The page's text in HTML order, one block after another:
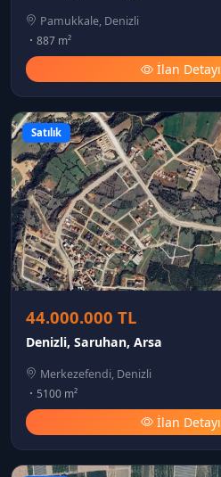
Pamukkale, Denizli
887 m²
İlan Detayı
Satılık
44.000.000 TL
Denizli, Saruhan, Arsa
Merkezefendi, Denizli
5100 m²
İlan Detayı